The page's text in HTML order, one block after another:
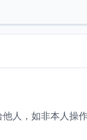
人，如非本人操